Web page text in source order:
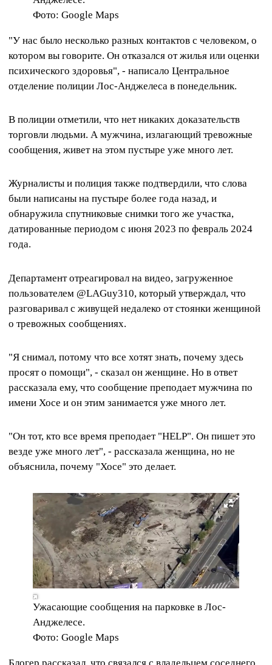
Фото: Google Maps
"У нас было несколько разных контактов с человеком, о
котором вы говорите. Он отказался от жилья или оценки
психического здоровья", - написало Центральное
отделение полиции Лос-Анджелеса в понедельник.
В полиции отметили, что нет никаких доказательств
торговли людьми. А мужчина, излагающий тревожные
сообщения, живет на этом пустыре уже много лет.
Журналисты и полиция также подтвердили, что слова
были написаны на пустыре более года назад, и
обнаружила спутниковые снимки того же участка,
датированные периодом с июня 2023 по февраль 2024
года.
Департамент отреагировал на видео, загруженное
пользователем @LAGuy310, который утверждал, что
разговаривал с живущей недалеко от стоянки женщиной
о тревожных сообщениях.
"Я снимал, потому что все хотят знать, почему здесь
просят о помощи", - сказал он женщине. Но в ответ
рассказала ему, что сообщение преподает мужчина по
имени Хосе и он этим занимается уже много лет.
"Он тот, кто все время преподает "HELP". Он пишет это
везде уже много лет", - рассказала женщина, но не
объяснила, почему "Хосе" это делает.
Ужасающие сообщения на парковке в Лос-
Анджелесе.
Фото: Google Maps